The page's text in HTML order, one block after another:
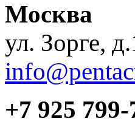
Москва
ул. Зорге,
+7 925